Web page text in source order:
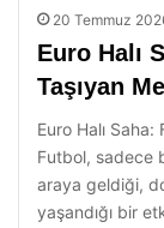
20 Temmuz
Euro Halı
Taşıyan
Euro Halı
Futbol, sadece
araya geldiği,
yaşandığı bir